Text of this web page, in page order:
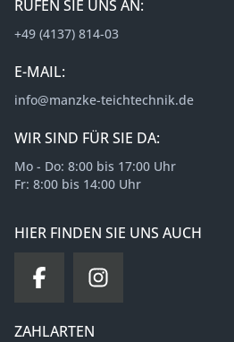
RUFEN SIE UNS AN:
+49 (4137) 814-03
E-MAIL:
info@manzke-teichtechnik.de
WIR SIND FÜR SIE DA:
Mo - Do: 8:00 bis 17:00 Uhr
Fr: 8:00 bis 14:00 Uhr
HIER FINDEN SIE UNS AUCH
ZAHLARTEN